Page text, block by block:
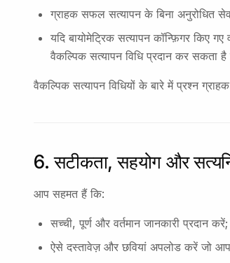
ग्राहक सफल सत्यापन के बिना अनुरोधित
यदि बायोमेट्रिक सत्यापन कॉन्फ़िगर किए
वैकल्पिक सत्यापन विधि प्रदान कर सकता
वैकल्पिक सत्यापन विधियों के बारे में प्रश्न ग्राहक
6. सटीकता, सहयोग और
आप सहमत हैं कि:
सच्ची, पूर्ण और वर्तमान जानकारी प्रदान करें;
ऐसे दस्तावेज़ और छवियां अपलोड करें जो